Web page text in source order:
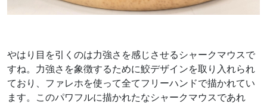
やはり目を引くのは力強さを感じさせるシャークマウスで
すね。力強さを象徴するために鮫デザインを取り入れられ
ており、ファレホを使って全てフリーハンドで描かれてい
ます。このパワフルに描かれたなシャークマウスであれ